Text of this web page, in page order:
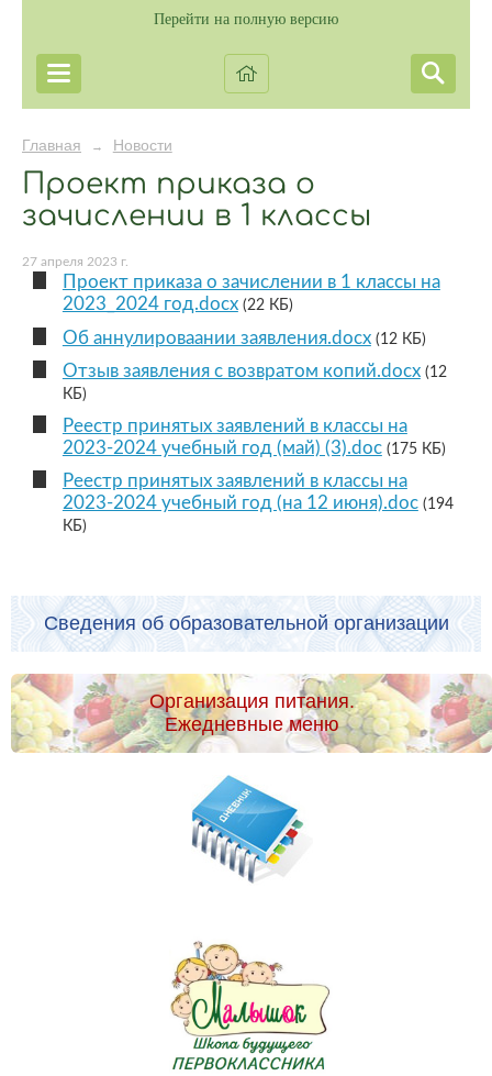
Перейти на полную версию
Главная → Новости
Проект приказа о
зачислении в 1 классы
27 апреля 2023 г.
Проект приказа о зачислении в 1 классы на
2023_2024 год.docx (22 КБ)
Об аннулироваании заявления.docx (12 КБ)
Отзыв заявления с возвратом копий.docx (12
КБ)
Реестр принятых заявлений в классы на
2023-2024 учебный год (май) (3).doc (175 КБ)
Реестр принятых заявлений в классы на
2023-2024 учебный год (на 12 июня).doc (194
КБ)
Сведения об образовательной организации
Организация питания.
Ежедневные меню